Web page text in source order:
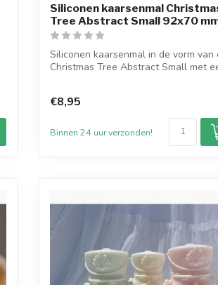
Siliconen kaarsenmal
Tree Abstract Small 92x70
Siliconen kaarsenmal in de vorm van
Christmas Tree Abstract Small met
€8,95
Binnen 24 uur verzonden!